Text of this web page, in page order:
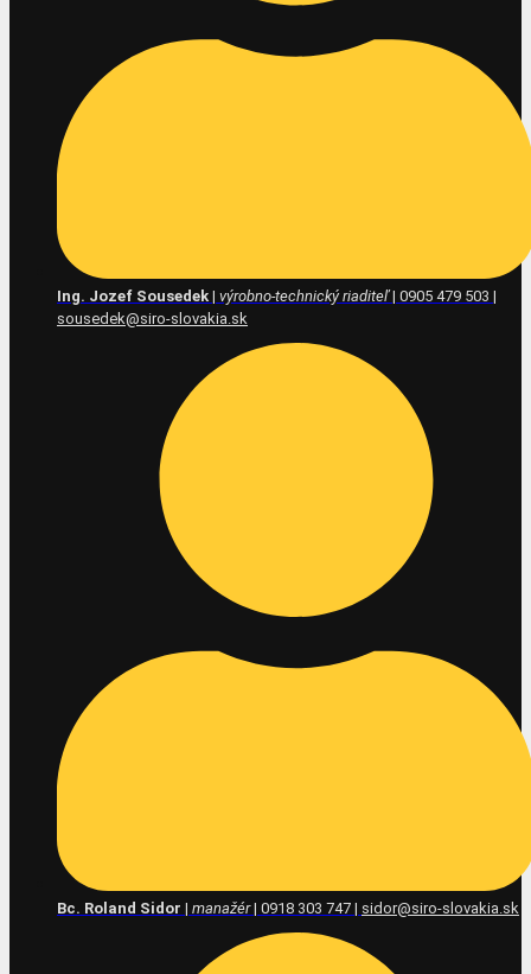
Ing. Jozef Sousedek | výrobno-technický riaditeľ| 0905 479 503 |
sousedek@siro-slovakia.sk
Bc. Roland Sidor | manažér| 0918 303 747 | sidor@siro-slovakia.sk